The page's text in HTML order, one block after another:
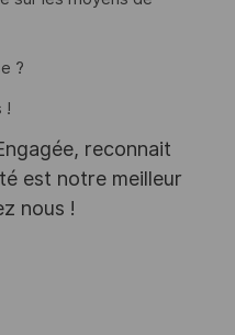
?
!
reconnait
est notre meilleur
nous !